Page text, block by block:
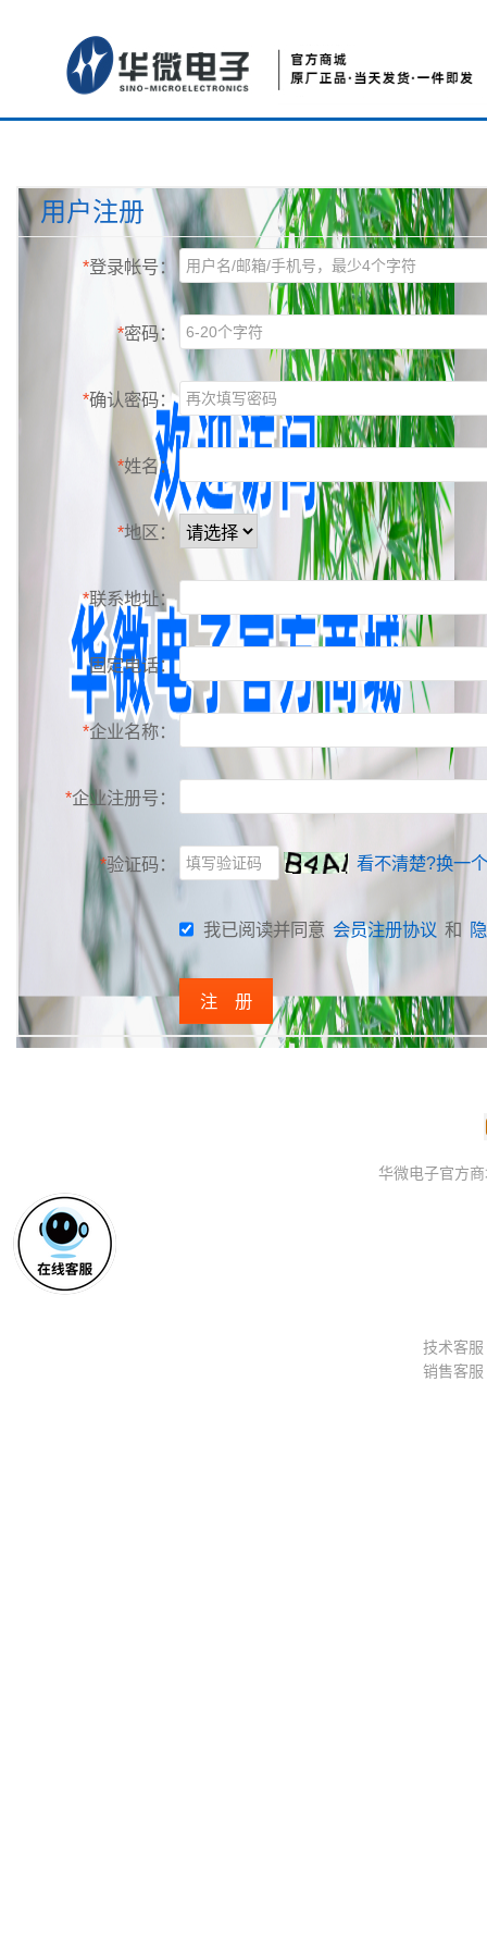
用户注册
*登录帐号：
*密码：
*确认密码：
*姓名：
*地区：
*联系地址：
固定电话：
*企业名称：
*企业注册号：
*验证码： 看不清楚?换一个
我已阅读并同意 会员注册协议 和
注 册
华微电子官方
技术客服
销售客服